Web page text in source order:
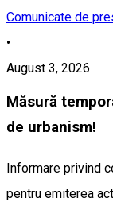
Comunicate de
•
August 3, 2026
Măsură
de urbanism!
Informare privind
pentru emiterea